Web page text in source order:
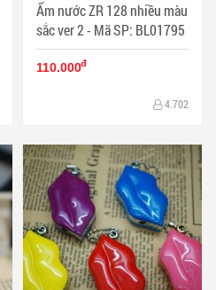
Ấm nước ZR 128 nhiều màu
sắc ver 2 - Mã SP: BL01795
110.000đ
4.702